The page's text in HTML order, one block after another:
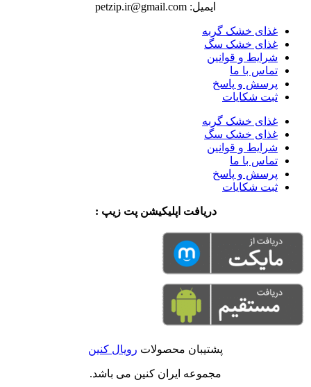
ایمیل: petzip.ir@gmail.com
غذای خشک گربه
غذای خشک سگ
شرایط و قوانین
تماس با ما
پرسش و پاسخ
ثبت شکایات
غذای خشک گربه
غذای خشک سگ
شرایط و قوانین
تماس با ما
پرسش و پاسخ
ثبت شکایات
دریافت اپلیکیشن پت زیپ :
پشتیبان محصولات رویال کنین
مجموعه ایران کنین می باشد.